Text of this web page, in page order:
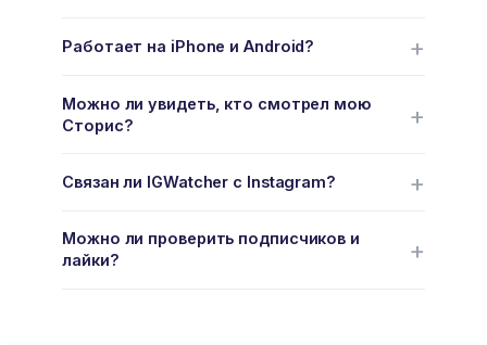
Работает на iPhone и Android?
Можно ли увидеть, кто смотрел мою
Сторис?
Связан ли IGWatcher с Instagram?
Можно ли проверить подписчиков и
лайки?